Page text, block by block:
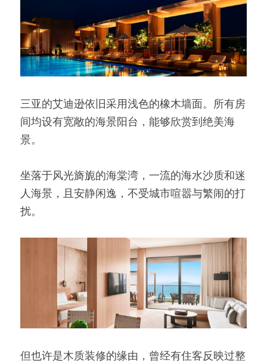
三亚的艾迪逊依旧采用浅色的橡木墙面。所有房
间均设有宽敞的海景阳台，能够欣赏到绝美海
景。
坐落于风光旖旎的海棠湾，一流的海水沙质和迷
人海景，且安静闲逸，不受城市喧嚣与繁闹的打
扰。
但也许是木质装修的缘由，曾经有住客反映过整